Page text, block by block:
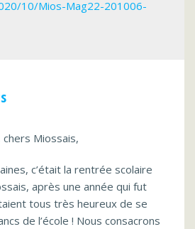
10/Mios-Mag22-201006-
Miossais,
c’était la rentrée scolaire
après une année qui fut
tous très heureux de se
de l’école ! Nous consacrons